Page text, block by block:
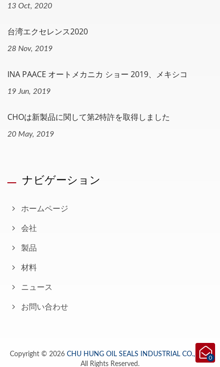
0
13 Oct, 2020
台湾エクセレンス2020
28 Nov, 2019
INA PAACE オートメカニカ ショー 2019、メキシコ
19 Jun, 2019
CHOは新製品に関して第2特許を取得しました
20 May, 2019
ナビゲーション
ホームページ
会社
製品
材料
ニュース
お問い合わせ
Copyright © 2026 CHU HUNG OIL SEALS INDUSTRIAL CO., LTD.
All Rights Reserved.